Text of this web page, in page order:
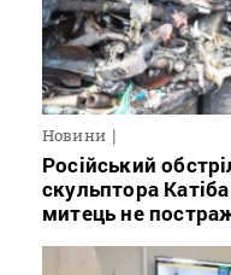
Новини
Російський
скульптора
митець не